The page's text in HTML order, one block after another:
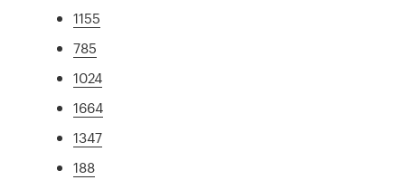
1155
785
1024
1664
1347
188